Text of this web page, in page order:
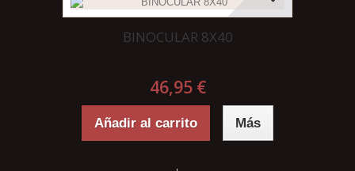
BINOCULAR 8X40
46,95 €
Añadir al carrito Más